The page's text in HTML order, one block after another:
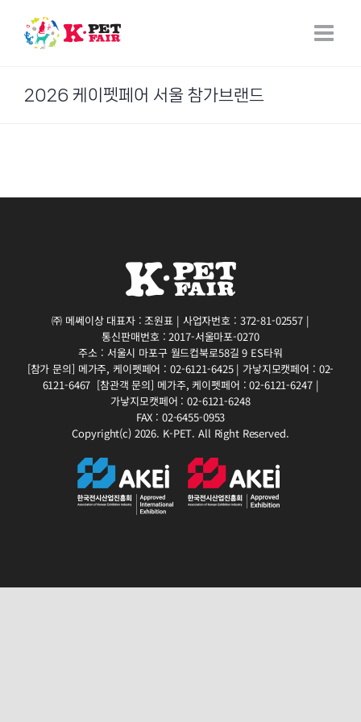
content
2026 케이펫페어 서울 참가브랜드
㈜ 메쎄이상 대표자 : 조원표 | 사업자번호 : 372-81-02557 |
통신판매번호 : 2017-서울마포-0270
주소 : 서울시 마포구 월드컵북로58길 9 ES타워
[참가 문의] 메가주, 케이펫페어 : 02-6121-6425 | 가낳지모캣페어 : 02-
6121-6467 [참관객 문의] 메가주, 케이펫페어 : 02-6121-6247 |
가낳지모캣페어 : 02-6121-6248
FAX : 02-6455-0953
Copyright(c) 2026. K-PET. All Right Reserved.